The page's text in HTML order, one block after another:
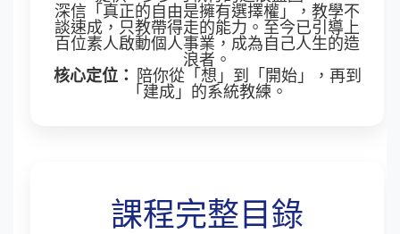
深信「真正的自由是擁有選擇權」，教學不
談速成，只教帶得走的能力。至今已引導上
百位素人啟動個人事業，成為自己人生的造
浪者。
核心定位： 陪你從「想」到「開始」，再到
「建成」的系統教練。
課程完整目錄